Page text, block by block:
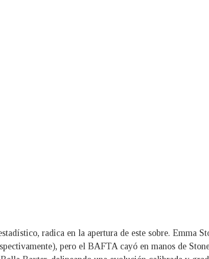
radica en la apertura de este sobre. Emma
pero el BAFTA cayó en manos de